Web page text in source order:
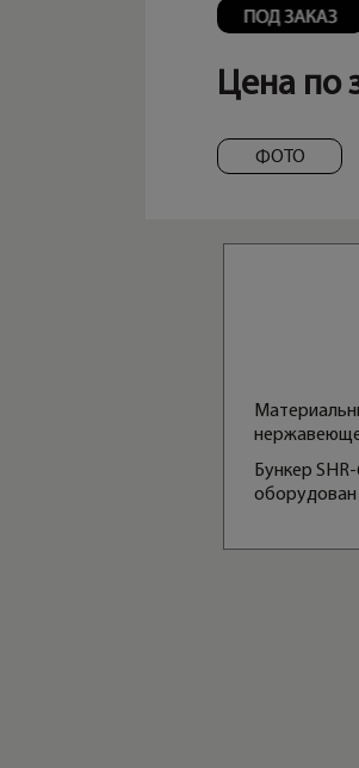
Цена по
ФОТО
Бункер
оборудован